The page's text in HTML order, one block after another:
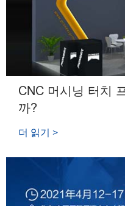
CNC 머시닝 터치
까?
더 읽기 >